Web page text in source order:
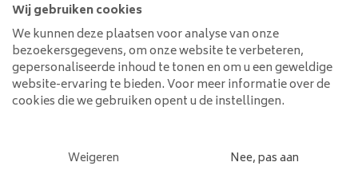
Geen producten gevonden!...
Klantenservice
Mijn account
Contactgegevens
Wij gebruiken cookies
We kunnen deze plaatsen voor analyse van onze
bezoekersgegevens, om onze website te verbeteren,
gepersonaliseerde inhoud te tonen en om u een geweldige
website-ervaring te bieden. Voor meer informatie over de
cookies die we gebruiken opent u de instellingen.
Weigeren Nee, pas aan